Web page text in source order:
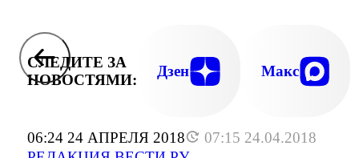
06:24 24 АПРЕЛЯ 2018
07:15 24.04.2018
СЛЕДИТЕ ЗА
НОВОСТЯМИ:
Дзен Макс